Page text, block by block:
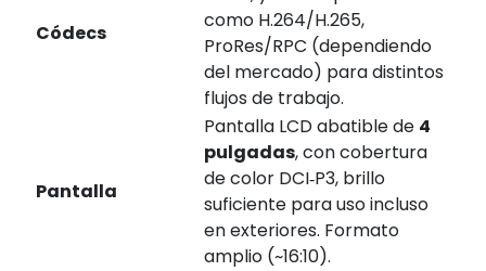
Códecs
como H.264/H.265,
ProRes/RPC (dependiendo
del mercado) para distintos
flujos de trabajo.
Pantalla
Pantalla LCD abatible de 4
pulgadas, con cobertura
de color DCI‑P3, brillo
suficiente para uso incluso
en exteriores. Formato
amplio (~16:10).